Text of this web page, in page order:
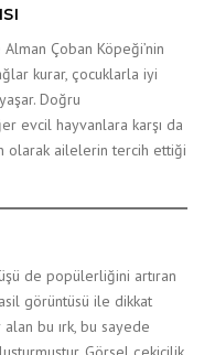
Çoban Köpeği’nin
kurar, çocuklarla iyi
Doğru
evcil hayvanlara karşı da
olarak ailelerin tercih ettiği
de popülerliğini artıran
görüntüsü ile dikkat
bu ırk, bu sayede